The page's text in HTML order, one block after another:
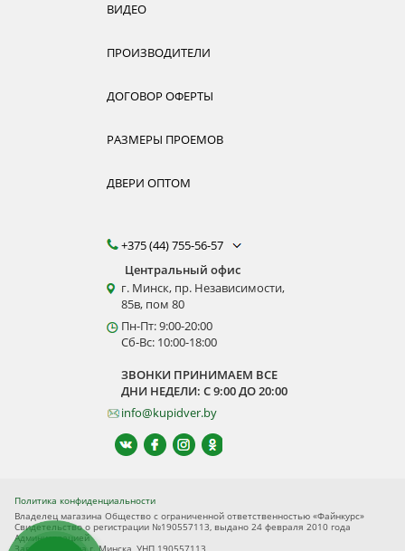
ВИДЕО
ПРОИЗВОДИТЕЛИ
ДОГОВОР ОФЕРТЫ
РАЗМЕРЫ ПРОЕМОВ
ДВЕРИ ОПТОМ
+375 (44) 755-56-57
Центральный офис
г. Минск, пр. Независимости,
85в, пом 80
Пн-Пт: 9:00-20:00
Сб-Вс: 10:00-18:00
ЗВОНКИ ПРИНИМАЕМ ВСЕ
ДНИ НЕДЕЛИ: С 9:00 ДО 20:00
info@kupidver.by
Политика конфиденциальности
Владелец магазина Общество с ограниченной ответственностью «Файнкурс»
Свидетельство о регистрации №190557113, выдано 24 февраля 2010 года
Администрацией
Заводского р-на г. Минска, УНП 190557113